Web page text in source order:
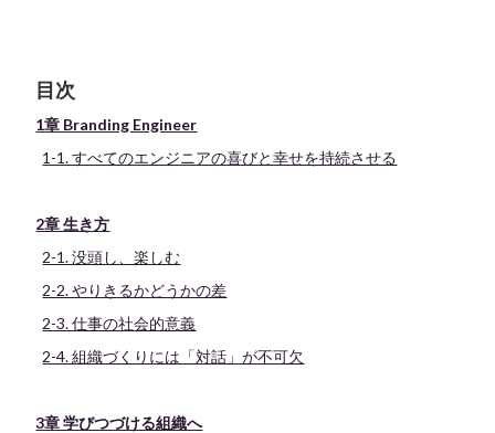
目次
1章 Branding Engineer
1-1. すべてのエンジニアの喜びと幸せを持続させる
2章 生き方
2-1. 没頭し、楽しむ
2-2. やりきるかどうかの差
2-3. 仕事の社会的意義
2-4. 組織づくりには「対話」が不可欠
3章 学びつづける組織へ